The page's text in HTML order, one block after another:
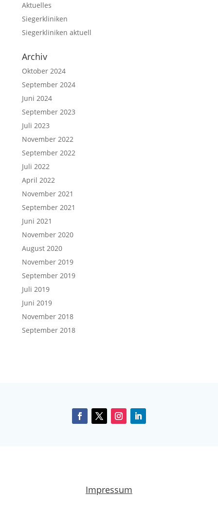
Aktuelles
Siegerkliniken
Siegerkliniken aktuell
Archiv
Oktober 2024
September 2024
Juni 2024
September 2023
Juli 2023
November 2022
September 2022
Juli 2022
April 2022
November 2021
September 2021
Juni 2021
November 2020
August 2020
November 2019
September 2019
Juli 2019
Juni 2019
November 2018
September 2018
Impressum